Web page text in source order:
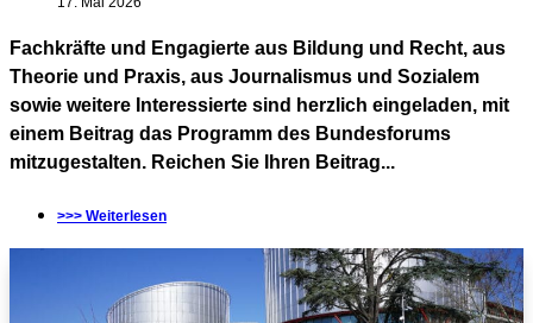
Fachkräfte und Engagierte aus Bildung und Recht, aus
Theorie und Praxis, aus Journalismus und Sozialem
sowie weitere Interessierte sind herzlich eingeladen, mit
einem Beitrag das Programm des Bundesforums
mitzugestalten. Reichen Sie Ihren Beitrag...
>>> Weiterlesen